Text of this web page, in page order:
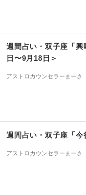
週間占い・双子座「
日〜9月18日＞
アストロカウンセラーまーさ
週間占い・双子座「今
アストロカウンセラーまーさ